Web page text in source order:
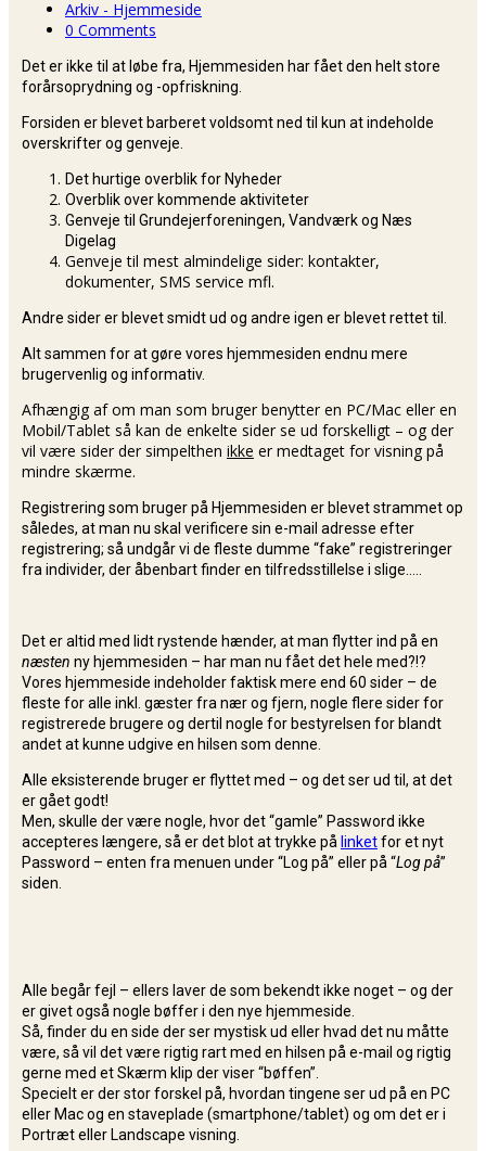
Arkiv - Hjemmeside
0 Comments
Det er ikke til at løbe fra, Hjemmesiden har fået den helt store
forårsoprydning og -opfriskning.
Forsiden er blevet barberet voldsomt ned til kun at indeholde
overskrifter og genveje.
Det hurtige overblik for Nyheder
Overblik over kommende aktiviteter
Genveje til Grundejerforeningen, Vandværk og Næs
Digelag
Genveje til mest almindelige sider: kontakter,
dokumenter, SMS service mfl.
Andre sider er blevet smidt ud og andre igen er blevet rettet til.
Alt sammen for at gøre vores hjemmesiden endnu mere
brugervenlig og informativ.
Afhængig af om man som bruger benytter en PC/Mac eller en
Mobil/Tablet så kan de enkelte sider se ud forskelligt – og der
vil være sider der simpelthen ikke er medtaget for visning på
mindre skærme.
Registrering som bruger på Hjemmesiden er blevet strammet op
således, at man nu skal verificere sin e-mail adresse efter
registrering; så undgår vi de fleste dumme “fake” registreringer
fra individer, der åbenbart finder en tilfredsstillelse i slige…..
Det er altid med lidt rystende hænder, at man flytter ind på en
næsten ny hjemmesiden – har man nu fået det hele med?!?
Vores hjemmeside indeholder faktisk mere end 60 sider – de
fleste for alle inkl. gæster fra nær og fjern, nogle flere sider for
registrerede brugere og dertil nogle for bestyrelsen for blandt
andet at kunne udgive en hilsen som denne.
Alle eksisterende bruger er flyttet med – og det ser ud til, at det
er gået godt!
Men, skulle der være nogle, hvor det “gamle” Password ikke
accepteres længere, så er det blot at trykke på linketfor et nyt
Password – enten fra menuen under “Log på” eller på “Log på”
siden.
Alle begår fejl – ellers laver de som bekendt ikke noget – og der
er givet også nogle bøffer i den nye hjemmeside.
Så, finder du en side der ser mystisk ud eller hvad det nu måtte
være, så vil det være rigtig rart med en hilsen på e-mail og rigtig
gerne med et Skærm klip der viser “bøffen”.
Specielt er der stor forskel på, hvordan tingene ser ud på en PC
eller Mac og en staveplade (smartphone/tablet) og om det er i
Portræt eller Landscape visning.